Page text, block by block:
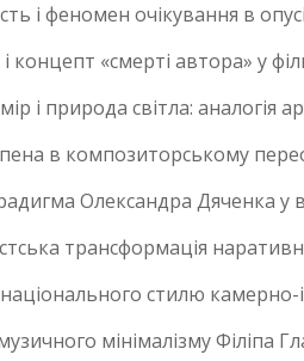
і феномен очікування в
концепт «смерті автора» у
і природа світла: аналогія
в композиторському
Олександра Дяченка у
трансформація
стилю камерно-
мінімалізму Філіпа